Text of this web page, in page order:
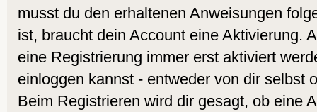
musst du den erhaltenen Anweisungen
ist, braucht dein Account eine Aktivierung.
eine Registrierung immer erst aktiviert
einloggen kannst - entweder von dir selbst
Beim Registrieren wird dir gesagt, ob eine